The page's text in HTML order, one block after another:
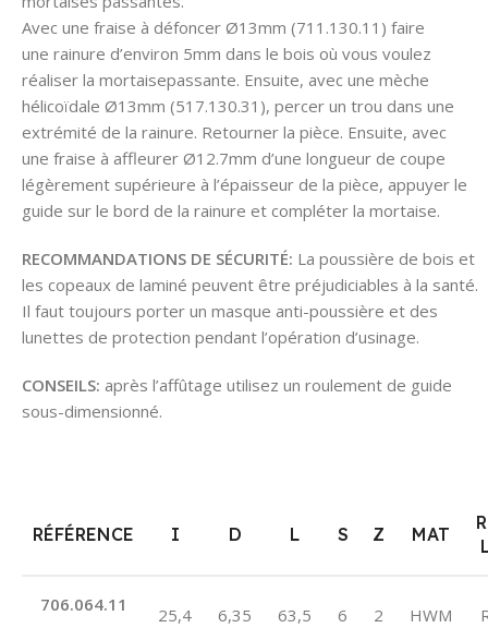
Avec une fraise à défoncer Ø13mm (711.130.11) faire
une rainure d’environ 5mm dans le bois où vous voulez
réaliser la mortaisepassante. Ensuite, avec une mèche
hélicoïdale Ø13mm (517.130.31), percer un trou dans une
extrémité de la rainure. Retourner la pièce. Ensuite, avec
une fraise à affleurer Ø12.7mm d’une longueur de coupe
légèrement supérieure à l’épaisseur de la pièce, appuyer le
guide sur le bord de la rainure et compléter la mortaise.
RECOMMANDATIONS DE SÉCURITÉ: La poussière de bois et
les copeaux de laminé peuvent être préjudiciables à la santé.
Il faut toujours porter un masque anti-poussière et des
lunettes de protection pendant l’opération d’usinage.
CONSEILS: après l’affûtage utilisez un roulement de guide
sous-dimensionné.
RÉFÉRENCE I D L S Z MAT
706.064.11 25,4 6,35 63,5 6 2 HWM